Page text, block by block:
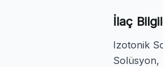
İlaç
Izotonik
Solüsyon,